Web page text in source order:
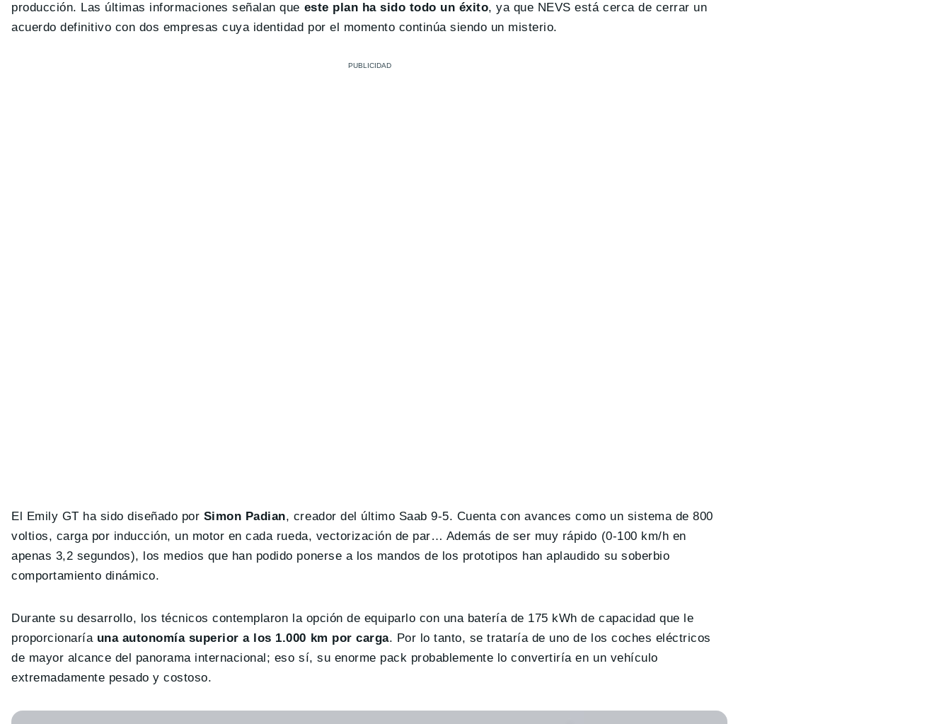
producción. Las últimas informaciones señalan que este plan ha sido todo un éxito, ya que NEVS está cerca de cerrar un
acuerdo definitivo con dos empresas cuya identidad por el momento continúa siendo un misterio.
El Emily GT ha sido diseñado por Simon Padian, creador del último Saab 9-5. Cuenta con avances como un sistema de 800
voltios, carga por inducción, un motor en cada rueda, vectorización de par… Además de ser muy rápido (0-100 km/h en
apenas 3,2 segundos), los medios que han podido ponerse a los mandos de los prototipos han aplaudido su soberbio
comportamiento dinámico.
Durante su desarrollo, los técnicos contemplaron la opción de equiparlo con una batería de 175 kWh de capacidad que le
proporcionaría una autonomía superior a los 1.000 km por carga. Por lo tanto, se trataría de uno de los coches eléctricos
de mayor alcance del panorama internacional; eso sí, su enorme pack probablemente lo convertiría en un vehículo
extremadamente pesado y costoso.